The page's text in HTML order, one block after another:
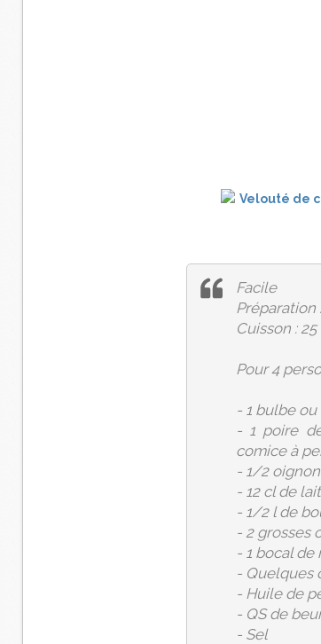
Facile
Préparation
Cuisson :
Pour 4
- 1 bulbe
- 1 poire
comice à
- 1/2
- 12 cl de lait
- 1/2 l de
- 2 grosses
- 1 bocal de
- Quelques
- Huile de
- QS de
- Sel